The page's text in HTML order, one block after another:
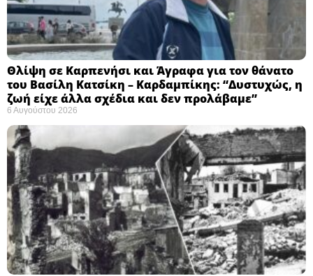
Θλίψη σε Καρπενήσι και Άγραφα για τον θάνατο
του Βασίλη Κατσίκη – Καρδαμπίκης: “Δυστυχώς, η
ζωή είχε άλλα σχέδια και δεν προλάβαμε”
6 Αυγούστου 2026